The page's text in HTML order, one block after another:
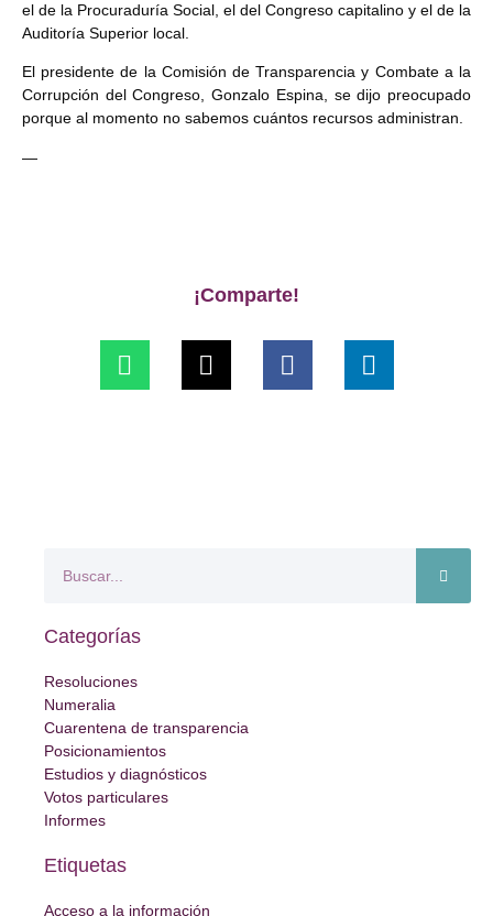
el de la Procuraduría Social, el del Congreso capitalino y el de la
Auditoría Superior local.
El presidente de la Comisión de Transparencia y Combate a la
Corrupción del Congreso, Gonzalo Espina, se dijo preocupado
porque al momento no sabemos cuántos recursos administran.
—
¡Comparte!
Categorías
Resoluciones
Numeralia
Cuarentena de transparencia
Posicionamientos
Estudios y diagnósticos
Votos particulares
Informes
Etiquetas
Acceso a la información